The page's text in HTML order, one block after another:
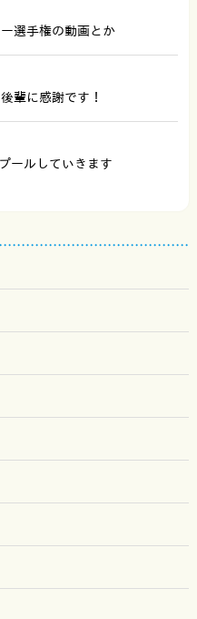
選手権の動画とか
輩に感謝です！
ールしていきます